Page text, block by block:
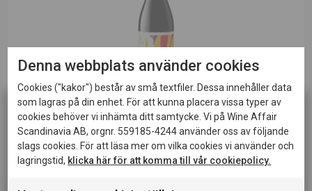
RÖTT VIN
Ambrine Rouge Pays d´Oc 2024
Denna webbplats använder cookies
Cookies ("kakor") består av små textfiler. Dessa innehåller data
som lagras på din enhet. För att kunna placera vissa typer av
cookies behöver vi inhämta ditt samtycke. Vi på Wine Affair
Scandinavia AB, orgnr. 559185-4244 använder oss av följande
slags cookies. För att läsa mer om vilka cookies vi använder och
lagringstid, klicka här för att komma till vår cookiepolicy.